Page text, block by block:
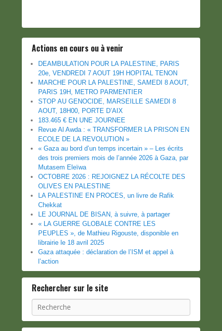
Actions en cours ou à venir
DEAMBULATION POUR LA PALESTINE, PARIS
20e, VENDREDI 7 AOUT 19H HOPITAL TENON
MARCHE POUR LA PALESTINE, SAMEDI 8 AOUT,
PARIS 19H, METRO PARMENTIER
STOP AU GENOCIDE, MARSEILLE SAMEDI 8
AOUT, 18H00, PORTE D’AIX
183.465 € EN UNE JOURNEE
Revue Al Awda : « TRANSFORMER LA PRISON EN
ECOLE DE LA REVOLUTION »
« Gaza au bord d’un temps incertain » – Les écrits
des trois premiers mois de l’année 2026 à Gaza, par
Mutasem Eleïwa
OCTOBRE 2026 : REJOIGNEZ LA RÉCOLTE DES
OLIVES EN PALESTINE
LA PALESTINE EN PROCES, un livre de Rafik
Chekkat
LE JOURNAL DE BISAN, à suivre, à partager
« LA GUERRE GLOBALE CONTRE LES
PEUPLES », de Mathieu Rigouste, disponible en
librairie le 18 avril 2025
Gaza attaquée : déclaration de l’ISM et appel à
l’action
Rechercher sur le site
Recherche